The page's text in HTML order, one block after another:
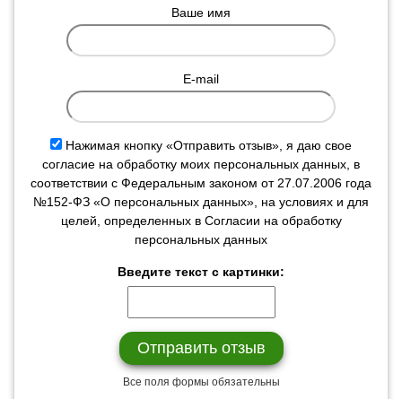
Ваше имя
E-mail
Нажимая кнопку «Отправить отзыв», я даю свое
согласие на обработку моих персональных данных, в
соответствии с Федеральным законом от 27.07.2006 года
№152-ФЗ «О персональных данных», на условиях и для
целей, определенных в Согласии на обработку
персональных данных
Введите текст с картинки:
Все поля формы обязательны